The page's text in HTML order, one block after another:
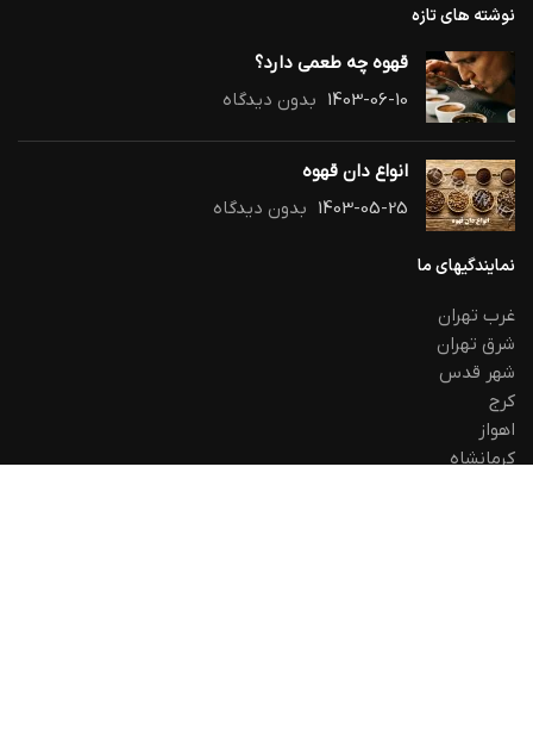
نوشته های تازه
قهوه چه طعمی دارد؟
1403-06-10 بدون دیدگاه
انواع دان قهوه
1403-05-25 بدون دیدگاه
نمایندگیهای ما
غرب تهران
شرق تهران
شهر قدس
کرج
اهواز
کرمانشاه